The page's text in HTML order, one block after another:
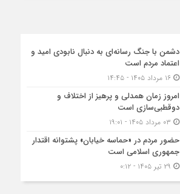
دشمن با جنگ رسانه‌ای به دنبال نابودی امید و
اعتماد مردم است
۱۶ مرداد ۱۴۰۵ - ۱۴:۴۵
امروز زمان همدلی و پرهیز از اختلاف و
دوقطبی‌سازی است
حضور مردم در «حماسه خیابان» پشتوانه اقتدار
جمهوری اسلامی است